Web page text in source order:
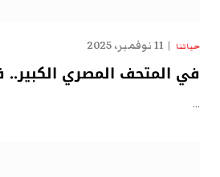
حياتنا 11 نوفمبر، 2025
في المتحف المصري
…